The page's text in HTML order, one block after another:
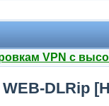
VPN с
DLRip